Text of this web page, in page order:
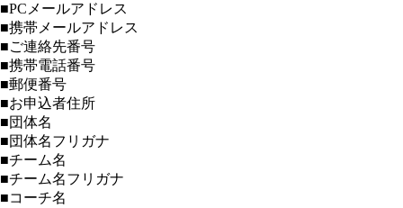
■PCメールアドレス
■携帯メールアドレス
■ご連絡先番号
■携帯電話番号
■郵便番号
■お申込者住所
■団体名
■団体名フリガナ
■チーム名
■チーム名フリガナ
■コーチ名